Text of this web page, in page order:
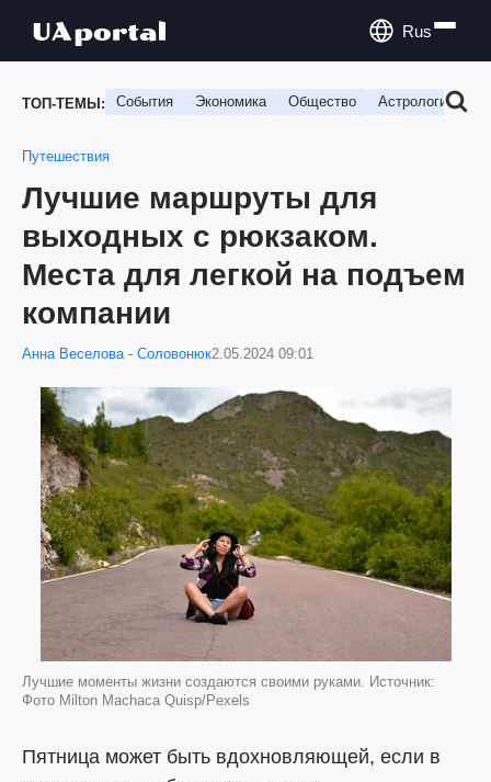
Rus
ТОП-ТЕМЫ: События Экономика Общество Астрология
Путешествия
Лучшие маршруты для
выходных с рюкзаком.
Места для легкой на подъем
компании
Анна Веселова - Соловонюк2.05.2024 09:01
Лучшие моменты жизни создаются своими руками. Источник:
Фото Milton Machaca Quisp/Pexels
Пятница может быть вдохновляющей, если в